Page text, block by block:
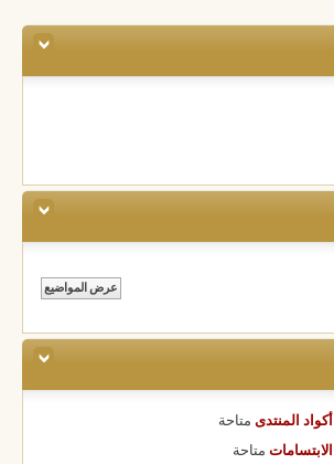
أكواد المنتدى متاحة
الابتسامات متاحة